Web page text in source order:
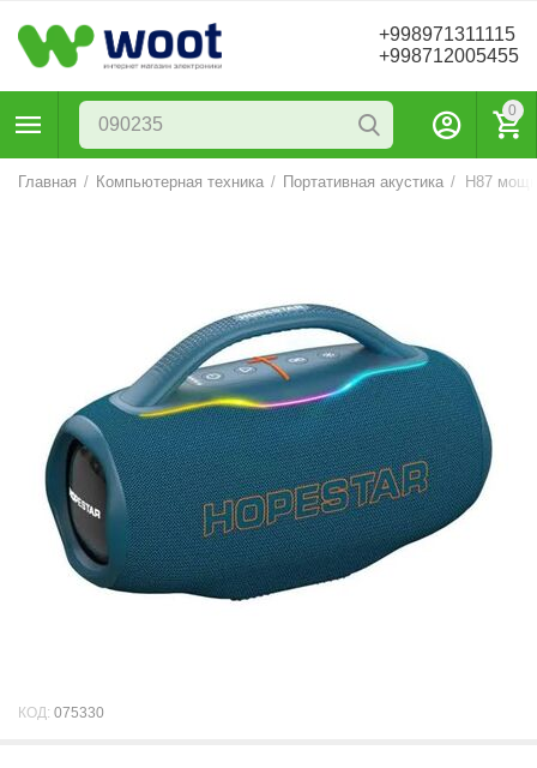
+998971311115
+998712005455
0
Главная / Компьютерная техника / Портативная акустика / H87
КОД: 075330